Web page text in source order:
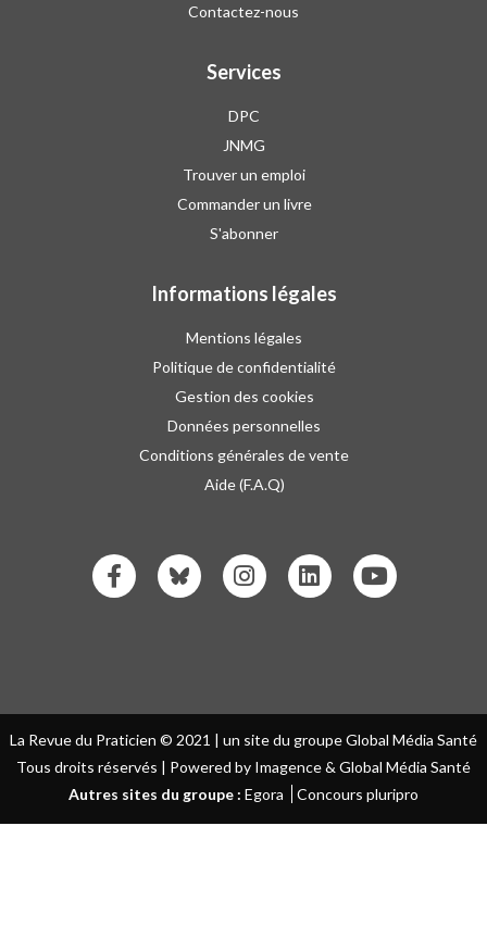
Contactez-nous
Services
DPC
JNMG
Trouver un emploi
Commander un livre
S'abonner
Informations légales
Mentions légales
Politique de confidentialité
Gestion des cookies
Données personnelles
Conditions générales de vente
Aide (F.A.Q)
La Revue du Praticien © 2021 | un site du groupe Global Média Santé
Tous droits réservés | Powered by Imagence & Global Média Santé
Autres sites du groupe : Egora Concours pluripro